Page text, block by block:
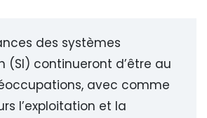
des systèmes
(SI) continueront d’être au
avec comme
l’exploitation et la